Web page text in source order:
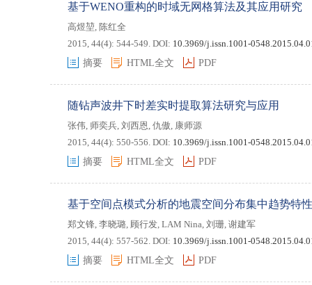
基于WENO重构的时域无网格算法及其应用研究
高煜堃, 陈红全
2015, 44(4): 544-549. DOI: 10.3969/j.issn.1001-
摘要
HTML全文 PDF
随钻声波井下时差实时提取算法研究与应用
张伟, 师奕兵, 刘西恩, 仇傲, 康师源
2015, 44(4): 550-556. DOI: 10.3969/j.issn.1001-
摘要
HTML全文 PDF
基于空间点模式分析的地震空间分布集中趋势特性
郑文锋, 李晓璐, 顾行发, LAM Nina, 刘珊, 谢建军
2015, 44(4): 557-562. DOI: 10.3969/j.issn.1001-
摘要
HTML全文 PDF